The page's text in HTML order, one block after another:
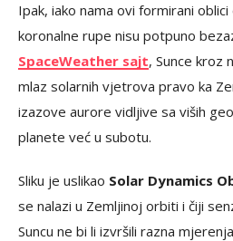
Ipak, iako nama ovi formirani
koronalne rupe nisu potpuno
SpaceWeather sajt, Sunce kroz
mlaz solarnih vjetrova pravo ka
izazove aurore vidljive sa viših
planete već u subotu.
Sliku je uslikao Solar Dynamics
se nalazi u Zemljinoj orbiti i čiji
Suncu ne bi li izvršili razna